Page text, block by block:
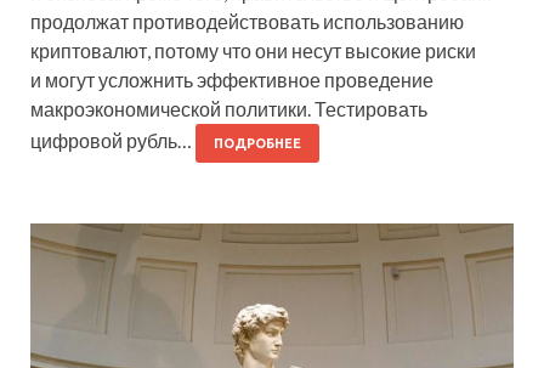
продолжат противодействовать использованию
криптовалют, потому что они несут высокие риски
и могут усложнить эффективное проведение
макроэкономической политики. Тестировать
цифровой рубль…
ПОДРОБНЕЕ